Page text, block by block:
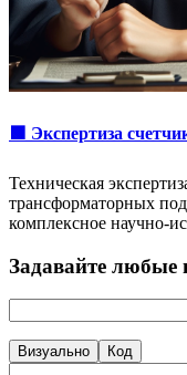
🟩 Экспертиза
Техническая
трансформаторных
комплексное научно-
Задавайте любые
Визуально Код